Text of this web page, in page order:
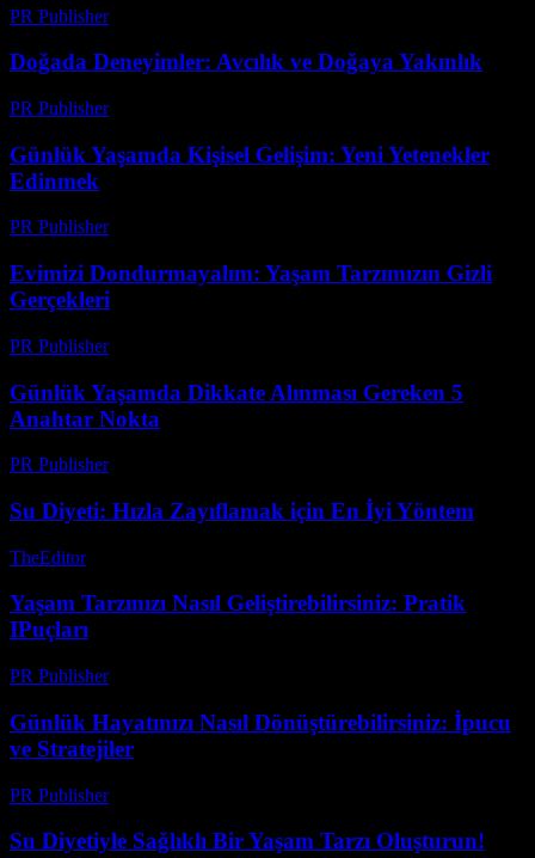
PR Publisher-
Doğada Deneyimler: Avcılık ve Doğaya Yakınlık
PR Publisher-
Günlük Yaşamda Kişisel Gelişim: Yeni Yetenekler
Edinmek
PR Publisher-
Evimizi Dondurmayalım: Yaşam Tarzımızın Gizli
Gerçekleri
PR Publisher-
Günlük Yaşamda Dikkate Alınması Gereken 5
Anahtar Nokta
PR Publisher-
Su Diyeti: Hızla Zayıflamak için En İyi Yöntem
TheEditor-
Yaşam Tarzınızı Nasıl Geliştirebilirsiniz: Pratik
IPuçları
PR Publisher-
Günlük Hayatınızı Nasıl Dönüştürebilirsiniz: İpucu
ve Stratejiler
PR Publisher-
Su Diyetiyle Sağlıklı Bir Yaşam Tarzı Oluşturun!